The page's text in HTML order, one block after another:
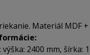
Materiál MDF
2400 mm, šírka: